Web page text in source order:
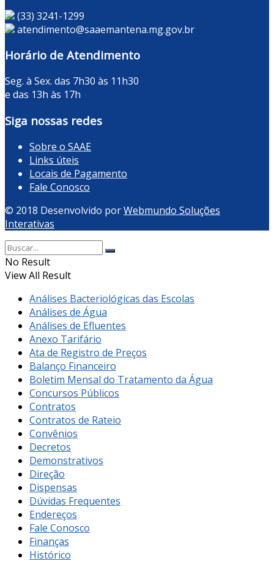
(33) 3241-1299
atendimento@saaemantena.mg.gov.br
Horário de Atendimento
Seg. à Sex. das 7h30 às 11h30
e das 13h às 17h
Siga nossas redes
Sobre o SAAE
Links úteis
Locais de Pagamento
Fale Conosco
© 2018 Desenvolvido porWebmundo Soluções
Interativas
No Result
View All Result
Análises Bacteriológicas das Escolas
Análises de Água
Análises de Efluentes
Anexo Tarifário
Ata de Registro de Preços
Balanço Financeiro
Boletim Mensal do Tratamento da Água
Concursos Públicos
Contratos
Contratos de Rateio
Convênios
Decretos
Demonstrativos
Direção
Dispensas
Dúvidas Frequentes
Endereços
Fale Conosco
Finanças
Histórico